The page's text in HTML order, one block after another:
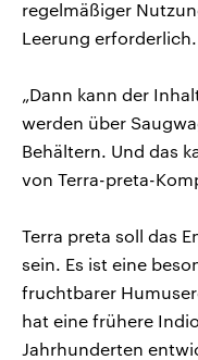
regelmäßiger
Leerung erforderlich.
„Dann kann der
werden über
Behältern. Und das
von Terra-preta-
Terra preta soll das
sein. Es ist eine
fruchtbarer
hat eine frühere
Jahrhunderten